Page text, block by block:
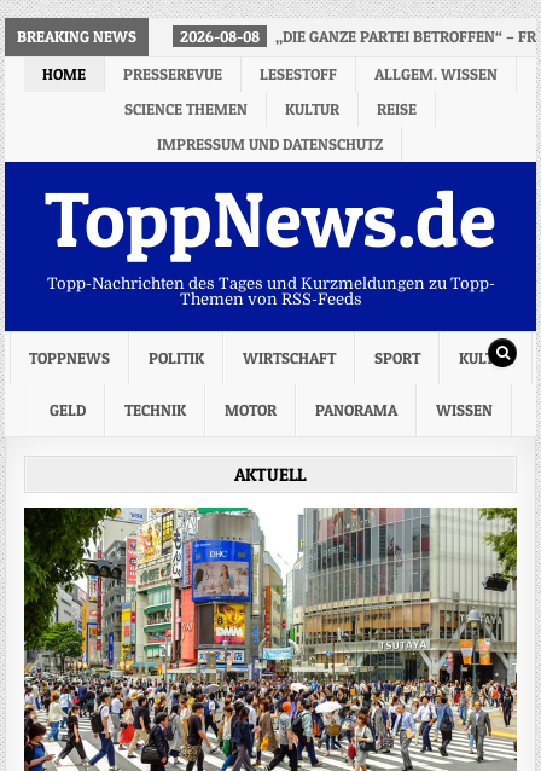
BREAKING NEWS 2026-08-08
„DIE GANZE PARTEI BETROFFEN“ –
HOME
PRESSEREVUE LESESTOFF
ALLGEM. WISSEN
SCIENCE THEMEN
KULTUR
REISE
IMPRESSUM UND DATENSCHUTZ
ToppNews.de
Topp-Nachrichten des Tages und Kurzmeldungen zu Topp-
Themen von RSS-Feeds
TOPPNEWS POLITIK WIRTSCHAFT SPORT KULTUR
GELD TECHNIK MOTOR PANORAMA WISSEN
AKTUELL